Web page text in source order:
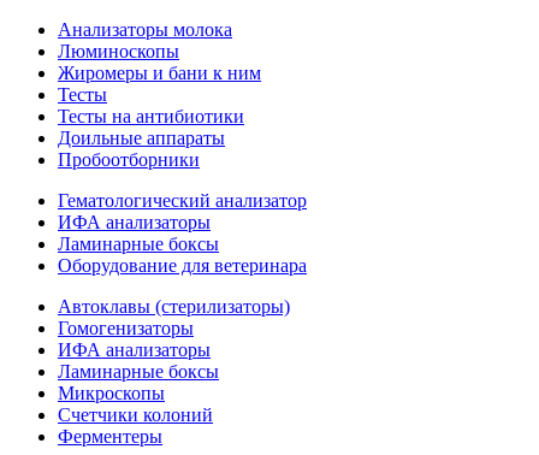
Анализаторы молока
Люминоскопы
Жиромеры и бани к ним
Тесты
Тесты на антибиотики
Доильные аппараты
Пробоотборники
Гематологический анализатор
ИФА анализаторы
Ламинарные боксы
Оборудование для ветеринара
Автоклавы (стерилизаторы)
Гомогенизаторы
ИФА анализаторы
Ламинарные боксы
Микроскопы
Счетчики колоний
Ферментеры